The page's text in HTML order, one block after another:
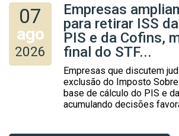
07
ago
2026
Empresas
para retirar ISS
PIS e da Cofins,
final do STF...
Empresas que discutem
exclusão do Imposto
base de cálculo do PIS e
acumulando decisões